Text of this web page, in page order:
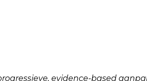
evidence-based